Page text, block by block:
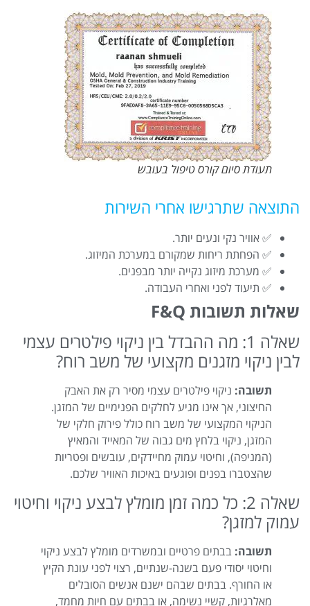
תעודת סיום קורס טיפול בעובש
התוצאה שתרגישו אחרי השירות
✅ אוויר נקי ונעים יותר.
✅ הפחתת ריחות שמקורם במערכת המיזוג.
✅ מערכת מיזוג נקייה יותר מבפנים.
✅ תיעוד לפני ואחרי העבודה.
שאלות תשובות F&Q
שאלה 1: מה ההבדל בין ניקוי פילטרים עצמי
לבין ניקוי מזגנים מקצועי של משב רוח?
תשובה: ניקוי פילטרים עצמי מסיר רק את האבק
החיצוני, אך אינו מגיע לחלקים הפנימיים של המזגן.
הניקוי המקצועי של משב רוח כולל פירוק חלקי של
המזגן, ניקוי בלחץ מים גבוה של המאייד והמאיץ
(המניפה), וחיטוי עמוק מחיידקים, עובשים ופטריות
שהצטברו בפנים ופוגעים באיכות האוויר שלכם.
שאלה 2: כל כמה זמן מומלץ לבצע ניקוי וחיטוי
עמוק למזגן?
תשובה: בבתים פרטיים ובמשרדים מומלץ לבצע ניקוי
וחיטוי יסודי פעם בשנה-שנתיים, רצוי לפני עונת הקיץ
או החורף. בבתים שבהם ישנם אנשים הסובלים
מאלרגיות, קשיי נשימה, או בבתים עם חיות מחמד,